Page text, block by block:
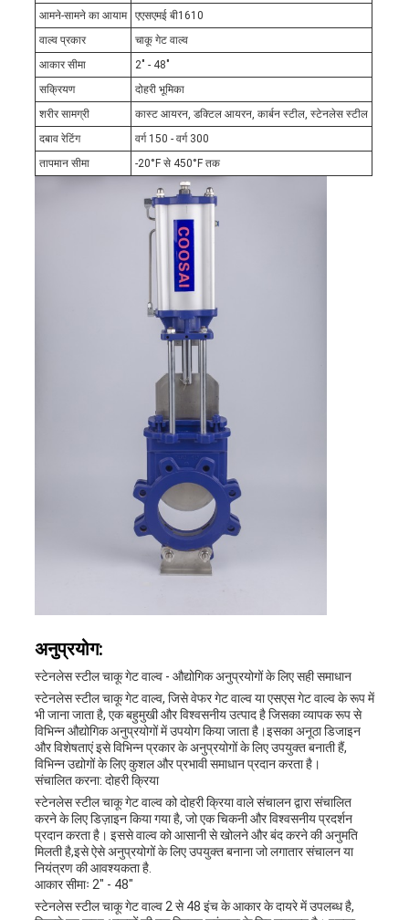
आमने-सामने का आयाम
एएसएमई बी1610
वाल्व प्रकार
चाकू गेट वाल्व
आकार सीमा
2" - 48"
सक्रियण
दोहरी भूमिका
शरीर सामग्री
कास्ट आयरन, डक्टिल आयरन, कार्बन स्टील, स्टेनलेस स्टील
दबाव रेटिंग
वर्ग 150 - वर्ग 300
तापमान सीमा
-20°F से 450°F तक
अनुप्रयोग:
स्टेनलेस स्टील चाकू गेट वाल्व - औद्योगिक अनुप्रयोगों के लिए सही समाधान
स्टेनलेस स्टील चाकू गेट वाल्व, जिसे वेफर गेट वाल्व या एसएस गेट वाल्व के रूप में
भी जाना जाता है, एक बहुमुखी और विश्वसनीय उत्पाद है जिसका व्यापक रूप से
विभिन्न औद्योगिक अनुप्रयोगों में उपयोग किया जाता है।इसका अनूठा डिजाइन
और विशेषताएं इसे विभिन्न प्रकार के अनुप्रयोगों के लिए उपयुक्त बनाती हैं,
विभिन्न उद्योगों के लिए कुशल और प्रभावी समाधान प्रदान करता है।
संचालित करना: दोहरी क्रिया
स्टेनलेस स्टील चाकू गेट वाल्व को दोहरी क्रिया वाले संचालन द्वारा संचालित
करने के लिए डिज़ाइन किया गया है, जो एक चिकनी और विश्वसनीय प्रदर्शन
प्रदान करता है। इससे वाल्व को आसानी से खोलने और बंद करने की अनुमति
मिलती है,इसे ऐसे अनुप्रयोगों के लिए उपयुक्त बनाना जो लगातार संचालन या
नियंत्रण की आवश्यकता है.
आकार सीमाः 2" - 48"
स्टेनलेस स्टील चाकू गेट वाल्व 2 से 48 इंच के आकार के दायरे में उपलब्ध है,